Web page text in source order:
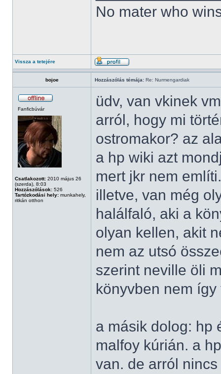
No mater who
Vissza a tetejére
bojoe Hozzászólás témája: Re: Nurmengardiak
Fanficbúvár
Csatlakozott: 2010 május 26
(szerda), 8:03
Hozzászólások: 526
Tartózkodási hely: munkahely,
ritkán otthon
üdv, van vkinek
arról, hogy mi
ostromakor? az
a hp wiki azt
mert jkr nem
illetve, van még
halálfaló, aki a
olyan kellen, akit
nem az utsó
szerint neville öli
könyvben nem
a másik dolog: hp
malfoy kúrián. a
van. de arról